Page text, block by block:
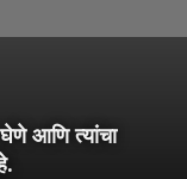
आणि त्यांचा